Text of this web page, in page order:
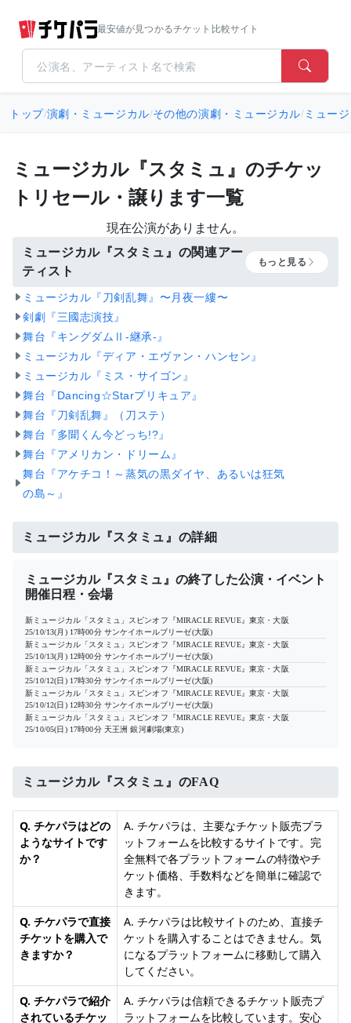
最安値が見つかるチケット比較サイト
トップ/演劇・ミュージカル/その他の演劇・ミュージカル/ ミュー
ミュージカル『スタミュ』のチケッ
トリセール・譲ります一覧
現在公演がありません。
ミュージカル『スタミュ』の関連アー
ティスト
もっと見る
ミュージカル『刀剣乱舞』〜月夜一縷〜
剣劇『三國志演技』
舞台『キングダムⅡ-継承-』
ミュージカル『ディア・エヴァン・ハンセン』
ミュージカル『ミス・サイゴン』
舞台『Dancing☆Starプリキュア』
舞台『刀剣乱舞』（刀ステ）
舞台『多聞くん今どっち!?』
舞台『アメリカン・ドリーム』
舞台『アケチコ！～蒸気の黒ダイヤ、あるいは狂気
の島～』
ミュージカル『スタミュ』の詳細
ミュージカル『スタミュ』の終了した公演・イベント
開催日程・会場
新ミュージカル「スタミュ」スピンオフ『MIRACLE REVUE』東京・大阪
25/10/13(月) 17時00分 サンケイホールブリーゼ(大阪)
新ミュージカル「スタミュ」スピンオフ『MIRACLE REVUE』東京・大阪
25/10/13(月) 12時00分 サンケイホールブリーゼ(大阪)
新ミュージカル「スタミュ」スピンオフ『MIRACLE REVUE』東京・大阪
25/10/12(日) 17時30分 サンケイホールブリーゼ(大阪)
新ミュージカル「スタミュ」スピンオフ『MIRACLE REVUE』東京・大阪
25/10/12(日) 12時30分 サンケイホールブリーゼ(大阪)
新ミュージカル「スタミュ」スピンオフ『MIRACLE REVUE』東京・大阪
25/10/05(日) 17時00分 天王洲 銀河劇場(東京)
ミュージカル『スタミュ』のFAQ
Q. チケパラはどの
ようなサイトです
か？
A. チケパラは、主要なチケット販売プラ
ットフォームを比較するサイトです。完
全無料で各プラットフォームの特徴やチ
ケット価格、手数料などを簡単に確認で
きます。
Q. チケパラで直接
チケットを購入で
きますか？
A. チケパラは比較サイトのため、直接チ
ケットを購入することはできません。気
になるプラットフォームに移動して購入
してください。
Q. チケパラで紹介
されているチケッ
A. チケパラは信頼できるチケット販売プ
ラットフォームを比較しています。安心